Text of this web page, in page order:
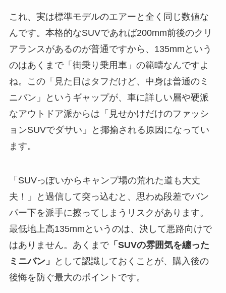
これ、実は標準モデルのエアーと全く同じ数値な
んです。本格的なSUVであれば200mm前後のクリ
アランスがあるのが普通ですから、135mmという
のはあくまで「街乗り乗用車」の範疇なんですよ
ね。この「見た目はタフだけど、中身は普通のミ
ニバン」というギャップが、車に詳しい層や硬派
なアウトドア派からは「見せかけだけのファッシ
ョンSUVでダサい」と揶揄される原因になってい
ます。
「SUVっぽいからキャンプ場の荒れた道も大丈
夫！」と過信して突っ込むと、思わぬ段差でバン
パー下を派手に擦ってしまうリスクがあります。
最低地上高135mmというのは、決して悪路向けで
はありません。あくまで「SUVの雰囲気を纏った
ミニバン」
として認識しておくことが、購入後の
後悔を防ぐ最大のポイントです。